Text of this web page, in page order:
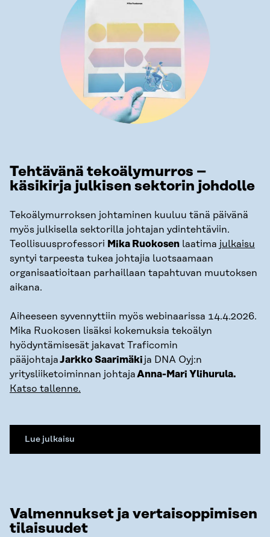
Tehtävänä tekoälymurros –
käsikirja julkisen sektorin johdolle
Tekoälymurroksen johtaminen kuuluu tänä päivänä
myös julkisella sektorilla johtajan ydintehtäviin.
Teollisuusprofessori Mika Ruokosen laatima julkaisu
syntyi tarpeesta tukea johtajia luotsaamaan
organisaatioitaan parhaillaan tapahtuvan muutoksen
aikana.
Aiheeseen syvennyttiin myös webinaarissa 14.4.2026.
Mika Ruokosen lisäksi kokemuksia tekoälyn
hyödyntämisesät jakavat Traficomin
pääjohtajaJarkko Saarimäki ja DNA Oyj:n
yritysliiketoiminnan johtajaAnna-Mari Ylihurula.
Katso tallenne.
Lue julkaisu
Valmennukset ja vertaisoppimisen
tilaisuudet